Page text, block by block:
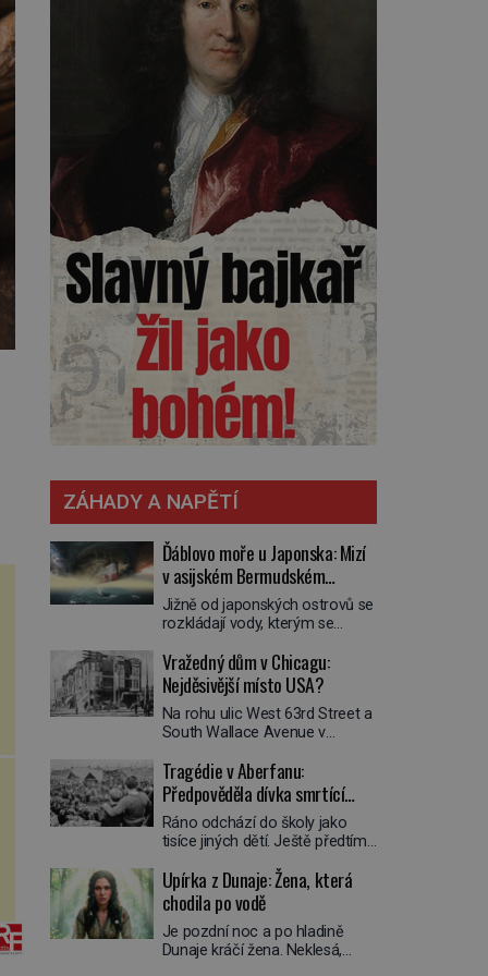
ZÁHADY A NAPĚTÍ
Ďáblovo moře u Japonska: Mizí
v asijském Bermudském
trojúhelníku lodě ve spárech
neznámé síly?
Jižně od japonských ostrovů se
rozkládají vody, kterým se
se o lodích mizejících beze
stopy, podivných světlech,
zrádných proudech i mořských
dracích, kteří měli tyto končiny
střežit už v dávných legendách.
trojúhelník skutečně prokletým
místem, nebo se zde jen
nebezpečná příroda proměnila
v jednu z nejpůsobivějších
námořních záhad? […]
Vražedný dům v Chicagu:
Nejděsivější místo USA?
Na rohu ulic West 63rd Street a
South Wallace Avenue v
Nemá žádný speciální nápis ani
pamětní desku. A přesto prý
místní zaměstnanci neradi
chodí do sklepa. Právě tady
totiž sídlil sériový vrah H. H.
nejpropracovanější past na lidi
v dějinách americké
kriminalistiky. Herman Webster
Mudgett (1861–1896) přijíždí […]
Tragédie v Aberfanu:
Předpověděla dívka smrtící
sesuv půdy?
Ráno odchází do školy jako
tisíce jiných dětí. Ještě předtím
snem. Ve škole, kterou dobře
zná, tentokrát nevidí budovu ani
spolužáky. Místo nich se před ní
tyčí cosi temného. O několik
hodin později je mrtvá. Mohla
Upírka z Dunaje: Žena, která
chodila po vodě
Je pozdní noc a po hladině
Dunaje kráčí žena. Neklesá,